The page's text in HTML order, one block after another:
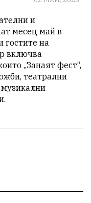
и
месец май в
гостите на
включва
„Занаят фест“,
театрални